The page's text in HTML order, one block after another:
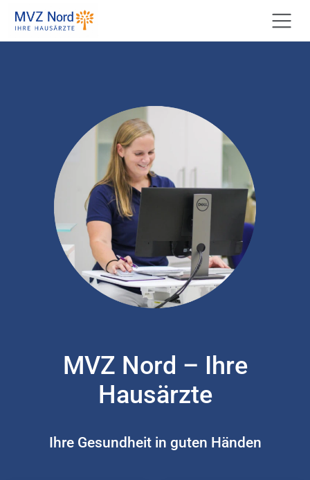
MVZ Nord – Ihre
Hausärzte
Ihre Gesundheit in guten Händen